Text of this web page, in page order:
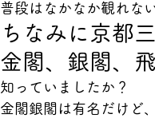
普段はなかなか観れな
ちなみに京都
金閣、銀閣、
知っていましたか？
金閣銀閣は有名だけど